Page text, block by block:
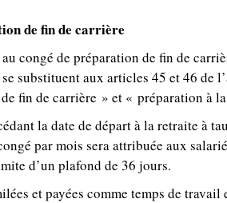
de fin de carrière
congé de préparation de fin de
substituent aux articles 45 et 46 de
fin de carrière » et « préparation à
la date de départ à la retraite à
par mois sera attribuée aux
d’un plafond de 36 jours.
et payées comme temps de travail